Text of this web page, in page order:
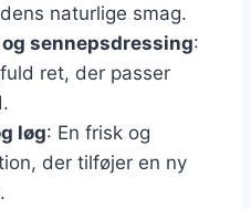
naturlige smag.
sennepsdressing:
ret, der passer
løg: En frisk og
der tilføjer en ny